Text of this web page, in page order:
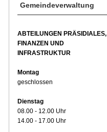
Gemeindeverwaltung
ABTEILUNGEN PRÄSIDIALES,
FINANZEN UND
INFRASTRUKTUR
Montag
geschlossen
Dienstag
08.00 - 12.00 Uhr
14.00 - 17.00 Uhr